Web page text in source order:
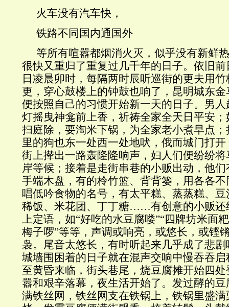
火车没有汽车快，
铁路不同国内通国外
等所有喧嚣都烟消火灭，似乎没有新鲜
很快又重归了重复过几千年的日子。依旧
日凌晨卯时，每隔两时辰听巡街的更夫用
更，穿心鼓楼上的钟鼓也响了，昆明城东
便按照自己的习惯开始新一天的日子。男
灯摇曳神龛前上香，祈祷全家全天日平安
扫庭除，要淘米下锅，为全家老小煮早点
里的狗也东一处西一处地吠，俄而城门打
街上撵出一路轰隆隆响声，妇人们便纷纷
岸等候；接着是走街串巷的小贩出动，他
手端木盘，有的柃竹篮、背背篓，用各各
唱低吟食物的名号，有太平糕、蒸蒸糕、
稀饭、米花团、丁丁糖……有创意的小贩还
上定语，如“好吃的水豆腐喽”“四牌坊米面
梅子啰”等等，声调或响亮，或悠长，或铿
袅。尾音太悠长，有时听起来几乎成了悲
城墙围困着的日子就在混声交响中慢吞吞
至黄昏来临，街头巷尾，烧豆腐摊开始四
嚣和艰辛落幕，夜生活开始了。发过酵的
满铁丝网，铁丝网支在铁锅上，铁锅里盛